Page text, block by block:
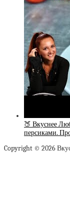
🍑 Вкуснее
персиками.
Copyright © 2026